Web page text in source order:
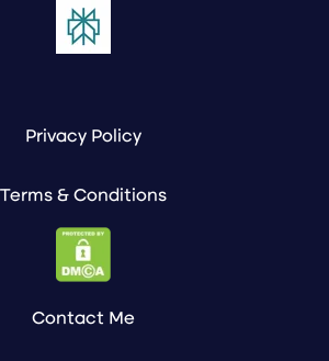
Privacy Policy
Terms & Conditions
Contact Me